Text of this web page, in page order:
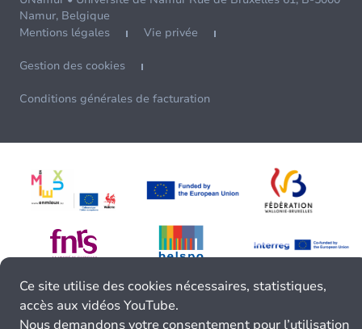
Namur, Belgique
Mentions légales
Vie privée
Gestion des cookies
Conditions générales de facturation
Ce site utilise des cookies nécessaires, statistiques,
accès aux vidéos YouTube.
Nous demandons votre consentement pour l’utilisation